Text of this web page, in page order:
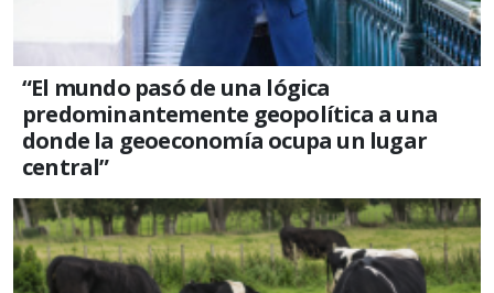
“El mundo pasó de una lógica
predominantemente geopolítica a una
donde la geoeconomía ocupa un lugar
central”